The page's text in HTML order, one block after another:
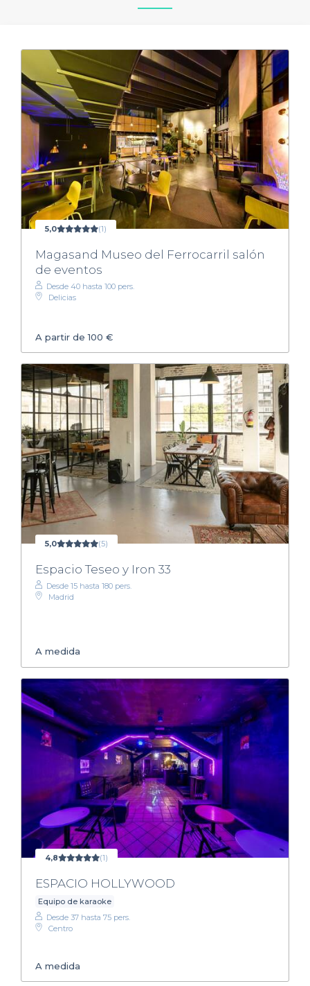
5,0 (1)
Magasand Museo del Ferrocarril salón
de eventos
Desde 40 hasta 100 pers.
Delicias
A partir de 100 €
5,0 (5)
Espacio Teseo y Iron 33
Desde 15 hasta 180 pers.
Madrid
A medida
4,8 (1)
ESPACIO HOLLYWOOD
Equipo de karaoke
Desde 37 hasta 75 pers.
Centro
A medida